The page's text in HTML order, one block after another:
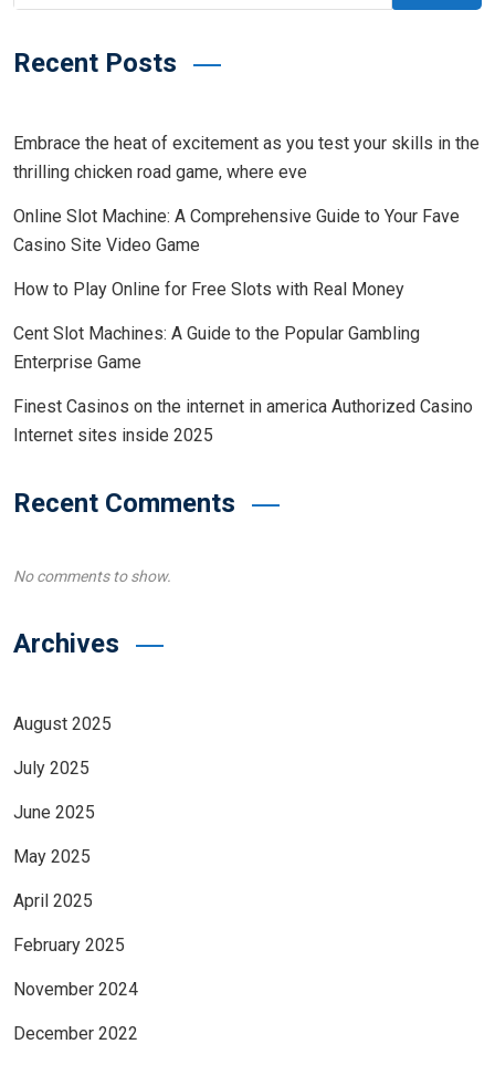
Recent Posts
Embrace the heat of excitement as you test your skills in the
thrilling chicken road game, where eve
Online Slot Machine: A Comprehensive Guide to Your Fave
Casino Site Video Game
How to Play Online for Free Slots with Real Money
Cent Slot Machines: A Guide to the Popular Gambling
Enterprise Game
Finest Casinos on the internet in america Authorized Casino
Internet sites inside 2025
Recent Comments
No comments to show.
Archives
August 2025
July 2025
June 2025
May 2025
April 2025
February 2025
November 2024
December 2022